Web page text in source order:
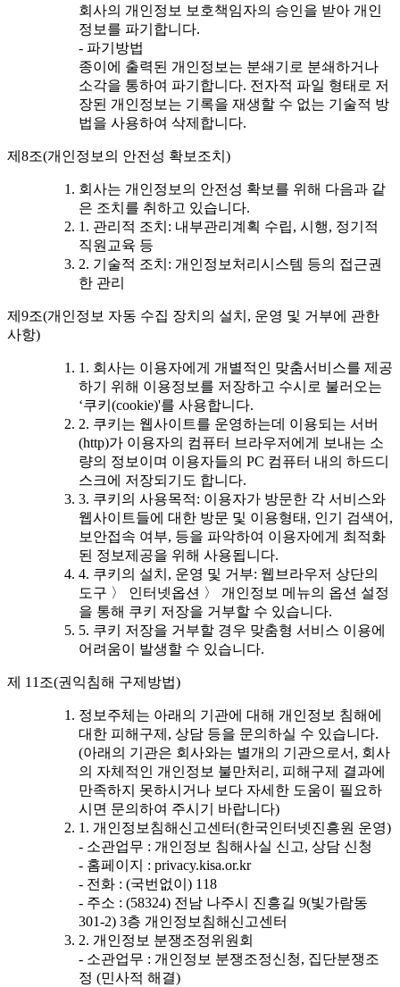
회사의 개인정보 보호책임자의 승인을 받아 개인
정보를 파기합니다.
- 파기방법
종이에 출력된 개인정보는 분쇄기로 분쇄하거나
소각을 통하여 파기합니다. 전자적 파일 형태로 저
장된 개인정보는 기록을 재생할 수 없는 기술적 방
법을 사용하여 삭제합니다.
제8조(개인정보의 안전성 확보조치)
회사는 개인정보의 안전성 확보를 위해 다음과 같
은 조치를 취하고 있습니다.
1. 관리적 조치: 내부관리계획 수립, 시행, 정기적
직원교육 등
2. 기술적 조치: 개인정보처리시스템 등의 접근권
한 관리
제9조(개인정보 자동 수집 장치의 설치, 운영 및 거부에 관한
사항)
1. 회사는 이용자에게 개별적인 맞춤서비스를 제공
하기 위해 이용정보를 저장하고 수시로 불러오는
‘쿠키(cookie)'를 사용합니다.
2. 쿠키는 웹사이트를 운영하는데 이용되는 서버
(http)가 이용자의 컴퓨터 브라우저에게 보내는 소
량의 정보이며 이용자들의 PC 컴퓨터 내의 하드디
스크에 저장되기도 합니다.
3. 쿠키의 사용목적: 이용자가 방문한 각 서비스와
웹사이트들에 대한 방문 및 이용형태, 인기 검색어,
보안접속 여부, 등을 파악하여 이용자에게 최적화
된 정보제공을 위해 사용됩니다.
4. 쿠키의 설치, 운영 및 거부: 웹브라우저 상단의
도구 〉 인터넷옵션 〉 개인정보 메뉴의 옵션 설정
을 통해 쿠키 저장을 거부할 수 있습니다.
5. 쿠키 저장을 거부할 경우 맞춤형 서비스 이용에
어려움이 발생할 수 있습니다.
제 11조(권익침해 구제방법)
정보주체는 아래의 기관에 대해 개인정보 침해에
대한 피해구제, 상담 등을 문의하실 수 있습니다.
(아래의 기관은 회사와는 별개의 기관으로서, 회사
의 자체적인 개인정보 불만처리, 피해구제 결과에
만족하지 못하시거나 보다 자세한 도움이 필요하
시면 문의하여 주시기 바랍니다)
1. 개인정보침해신고센터(한국인터넷진흥원 운영)
- 소관업무 : 개인정보 침해사실 신고, 상담 신청
- 홈페이지 : privacy.kisa.or.kr
- 전화 : (국번없이) 118
- 주소 : (58324) 전남 나주시 진흥길 9(빛가람동
301-2) 3층 개인정보침해신고센터
2. 개인정보 분쟁조정위원회
- 소관업무 : 개인정보 분쟁조정신청, 집단분쟁조
정 (민사적 해결)